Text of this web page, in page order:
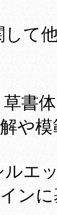
て
書
や
エ
ン